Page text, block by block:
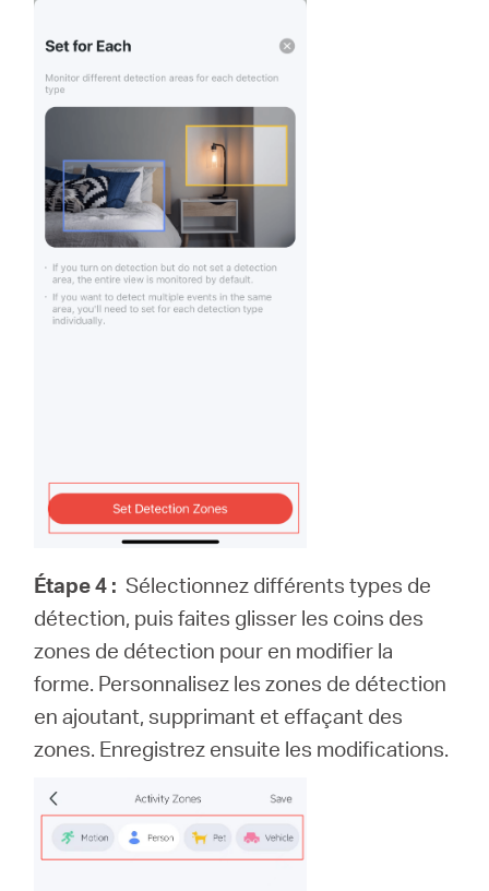
Étape 4 : Sélectionnez différents types de
détection, puis faites glisser les coins des
zones de détection pour en modifier la
forme. Personnalisez les zones de détection
en ajoutant, supprimant et effaçant des
zones. Enregistrez ensuite les modifications.